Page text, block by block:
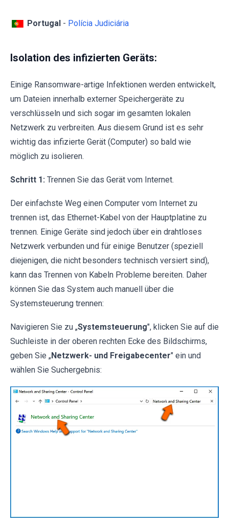
Portugal - Polícia Judiciária
Isolation des infizierten Geräts:
Einige Ransomware-artige Infektionen werden entwickelt,
um Dateien innerhalb externer Speichergeräte zu
verschlüsseln und sich sogar im gesamten lokalen
Netzwerk zu verbreiten. Aus diesem Grund ist es sehr
wichtig das infizierte Gerät (Computer) so bald wie
möglich zu isolieren.
Schritt 1: Trennen Sie das Gerät vom Internet.
Der einfachste Weg einen Computer vom Internet zu
trennen ist, das Ethernet-Kabel von der Hauptplatine zu
trennen. Einige Geräte sind jedoch über ein drahtloses
Netzwerk verbunden und für einige Benutzer (speziell
diejenigen, die nicht besonders technisch versiert sind),
kann das Trennen von Kabeln Probleme bereiten. Daher
können Sie das System auch manuell über die
Systemsteuerung trennen:
Navigieren Sie zu „Systemsteuerung", klicken Sie auf die
Suchleiste in der oberen rechten Ecke des Bildschirms,
geben Sie „Netzwerk- und Freigabecenter" ein und
wählen Sie Suchergebnis: